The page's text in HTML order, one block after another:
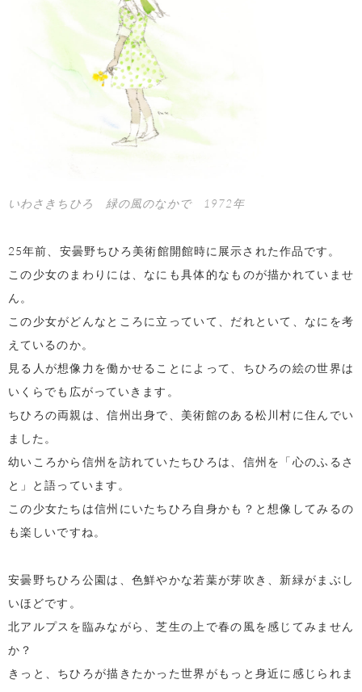
いわさきちひろ 緑の風のなかで 1972年
25年前、安曇野ちひろ美術館開館時に展示された作品です。
この少女のまわりには、なにも具体的なものが描かれていませ
ん。
この少女がどんなところに立っていて、だれといて、なにを考
えているのか。
見る人が想像力を働かせることによって、ちひろの絵の世界は
いくらでも広がっていきます。
ちひろの両親は、信州出身で、美術館のある松川村に住んでい
ました。
幼いころから信州を訪れていたちひろは、信州を「心のふるさ
と」と語っています。
この少女たちは信州にいたちひろ自身かも？と想像してみるの
も楽しいですね。
安曇野ちひろ公園は、色鮮やかな若葉が芽吹き、新緑がまぶし
いほどです。
北アルプスを臨みながら、芝生の上で春の風を感じてみません
か？
きっと、ちひろが描きたかった世界がもっと身近に感じられま